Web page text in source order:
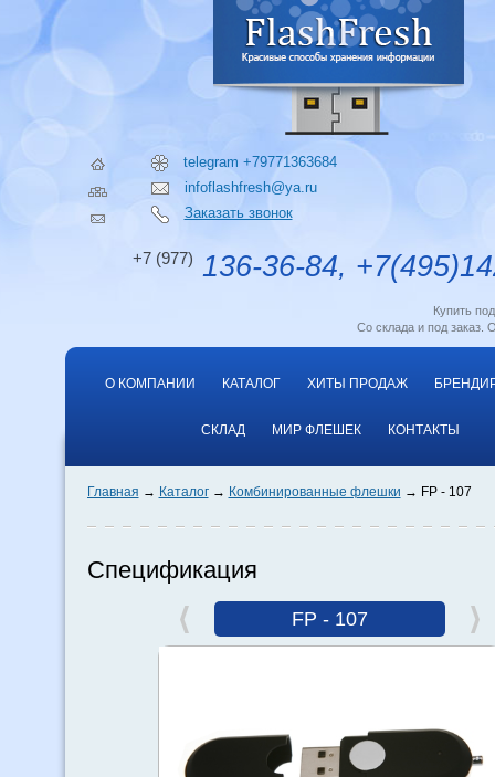
telegram +79771363684
infoflashfresh@ya.ru
Заказать звонок
+7 (977) 136-36-84,
Купить
Со склада и под заказ.
О КОМПАНИИ КАТАЛОГ ХИТЫ ПРОДАЖ
СКЛАД МИР ФЛЕШЕК КОНТАКТЫ
Главная Каталог Комбинированные флешки FP - 107
Спецификация
FP - 107